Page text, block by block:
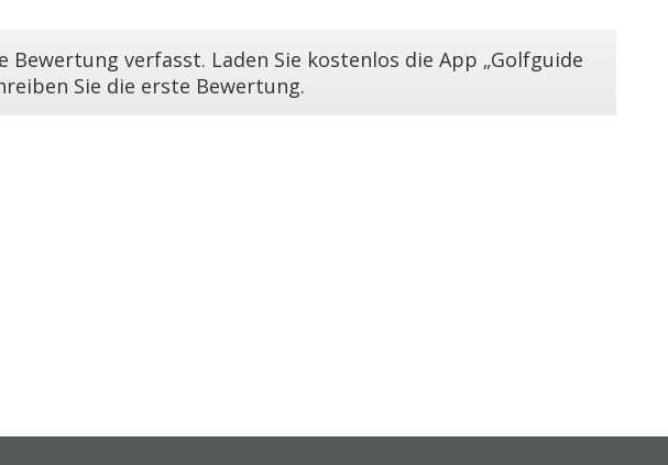
verfasst. Laden Sie kostenlos die App „Golfguide
Sie die erste Bewertung.